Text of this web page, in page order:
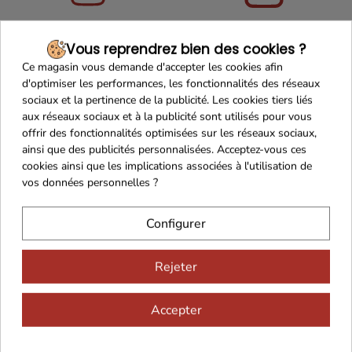
Franco de port 79€ Livraison 24h/48h
Cadeaux dès 99€
Vous reprendrez bien des cookies ?
Ce magasin vous demande d'accepter les cookies afin
d'optimiser les performances, les fonctionnalités des réseaux
sociaux et la pertinence de la publicité. Les cookies tiers liés
aux réseaux sociaux et à la publicité sont utilisés pour vous
offrir des fonctionnalités optimisées sur les réseaux sociaux,
ainsi que des publicités personnalisées. Acceptez-vous ces
cookies ainsi que les implications associées à l'utilisation de
vos données personnelles ?
Configurer
Rejeter
Accepter